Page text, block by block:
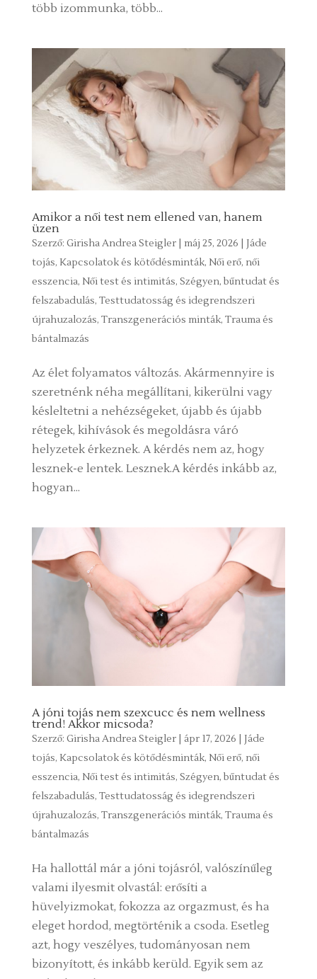
több izommunka, több...
Amikor a női test nem ellened van, hanem
üzen
Szerző: Girisha Andrea Steigler| máj 25, 2026
Jáde
tojás, Kapcsolatok és kötődésminták, Női erő, női
esszencia, Női test és intimitás, Szégyen, bűntudat és
felszabadulás, Testtudatosság és idegrendszeri
újrahuzalozás, Transzgenerációs minták, Trauma és
bántalmazás
Az élet folyamatos változás. Akármennyire is
szeretnénk néha megállítani, kikerülni vagy
késleltetni a nehézségeket, újabb és újabb
rétegek, kihívások és megoldásra váró
helyzetek érkeznek. A kérdés nem az, hogy
lesznek-e lentek. Lesznek.A kérdés inkább az,
hogyan...
A jóni tojás nem szexcucc és nem wellness
trend! Akkor micsoda?
Szerző: Girisha Andrea Steigler| ápr 17, 2026
Jáde
tojás, Kapcsolatok és kötődésminták, Női erő, női
esszencia, Női test és intimitás, Szégyen, bűntudat és
felszabadulás, Testtudatosság és idegrendszeri
újrahuzalozás, Transzgenerációs minták, Trauma és
bántalmazás
Ha hallottál már a jóni tojásról, valószínűleg
valami ilyesmit olvastál: erősíti a
hüvelyizmokat, fokozza az orgazmust, és ha
eleget hordod, megtörténik a csoda. Esetleg
azt, hogy veszélyes, tudományosan nem
bizonyított, és inkább kerüld. Egyik sem az